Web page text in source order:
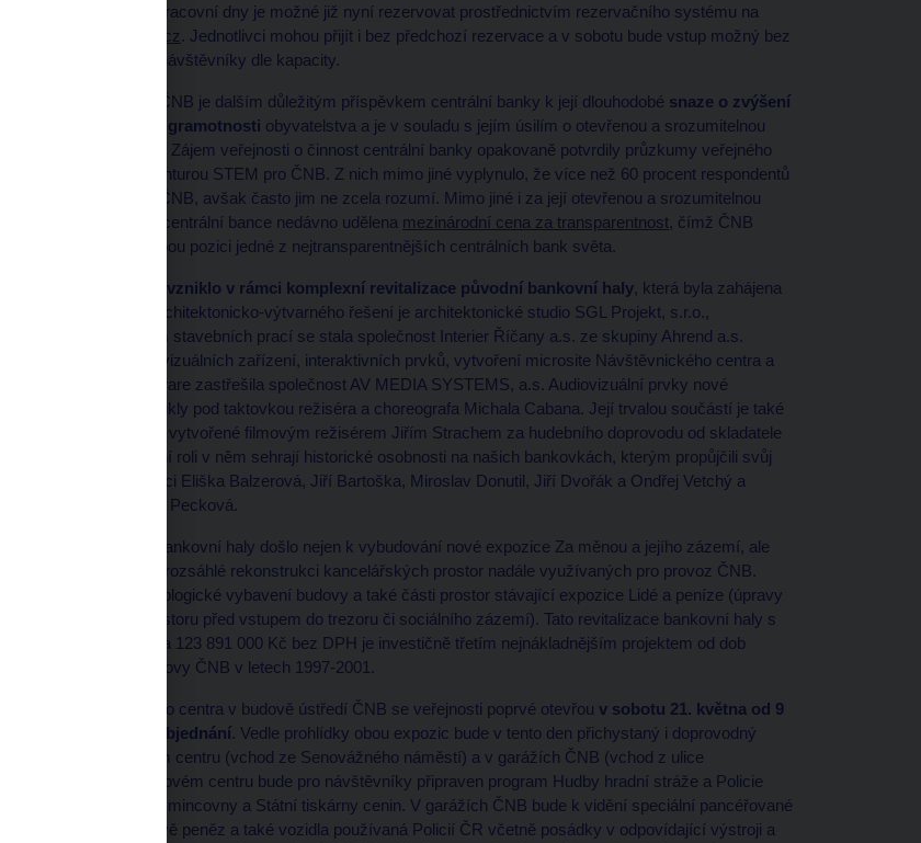
Skupinové návštěvy v pracovní dny je možné již nyní rezervovat prostřednictvím rezervačního systému na
https://nc.cnb.cz . Jednotlivci mohou přijít i bez předchozí rezervace a v sobotu bude vstup možný bez
objednání pro všechny návštěvníky dle kapacity.
Návštěvnické centrum ČNB je dalším důležitým příspěvkem centrální banky k její dlouhodobé snaze o zvýšení
finanční a ekonomické gramotnosti obyvatelstva a je v souladu s jejím úsilím o otevřenou a srozumitelnou
komunikaci s veřejností. Zájem veřejnosti o činnost centrální banky opakovaně potvrdily průzkumy veřejného
mínění, realizované agenturou STEM pro ČNB. Z nich mimo jiné vyplynulo, že více než 60 procent respondentů
stojí o více informací o ČNB, avšak často jim ne zcela rozumí. Mimo jiné i za její otevřenou a srozumitelnou
komunikací byla české centrální bance nedávno udělena mezinárodní cena za transparentnost, čímž ČNB
potvrdila svoji dlouhodobou pozici jedné z nejtransparentnějších centrálních bank světa.
Návštěvnické centrum vzniklo v rámci komplexní revitalizace původní bankovní haly, která byla zahájena
v roce 2021. Autorem architektonicko-výtvarného řešení je architektonické studio SGL Projekt, s.r.o.,
generálním dodavatelem stavebních prací se stala společnost Interier Říčany a.s. ze skupiny Ahrend a.s.
Obsahovou náplň audiovizuálních zařízení, interaktivních prvků, vytvoření microsite Návštěvnického centra a
dodání hardware a software zastřešila společnost AV MEDIA SYSTEMS, a.s. Audiovizuální prvky nové
expozice Za měnou vznikly pod taktovkou režiséra a choreografa Michala Cabana. Její trvalou součástí je také
několikaminutové video, vytvořené filmovým režisérem Jiřím Strachem za hudebního doprovodu od skladatele
Ondřeje Soukupa. Hlavní roli v něm sehrají historické osobnosti na našich bankovkách, kterým propůjčili svůj
hlas významní čeští herci Eliška Balzerová, Jiří Bartoška, Miroslav Donutil, Jiří Dvořák a Ondřej Vetchý a
operní pěvkyně Dagmar Pecková.
V průběhu revitalizace bankovní haly došlo nejen k vybudování nové expozice Za měnou a jejího zázemí, ale
rovněž k modernizaci a rozsáhlé rekonstrukci kancelářských prostor nadále využívaných pro provoz ČNB.
Nové jsou rovněž technologické vybavení budovy a také části prostor stávající expozice Lidé a peníze (úpravy
původního kinosálu, prostoru před vstupem do trezoru či sociálního zázemí). Tato revitalizace bankovní haly s
vysoutěženou cenou díla 123 891 000 Kč bez DPH je investičně třetím nejnákladnějším projektem od dob
rekonstrukce hlavní budovy ČNB v letech 1997-2001.
Prostory Návštěvnického centra v budově ústředí ČNB se veřejnosti poprvé otevřou v sobotu 21. května od 9
do 16 hodin, a to bez objednání. Vedle prohlídky obou expozic bude v tento den přichystaný i doprovodný
program v Kongresovém centru (vchod ze Senovážného náměstí) a v garážích ČNB (vchod z ulice
Senovážná). V Kongresovém centru bude pro návštěvníky připraven program Hudby hradní stráže a Policie
České republiky, České mincovny a Státní tiskárny cenin. V garážích ČNB bude k vidění speciální pancéřované
vozidlo určené k přepravě peněz a také vozidla používaná Policií ČR včetně posádky v odpovídající výstroji a